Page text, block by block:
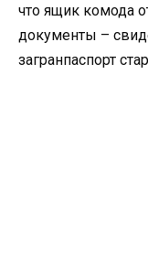
что ящик комода
документы –
загранпаспорт